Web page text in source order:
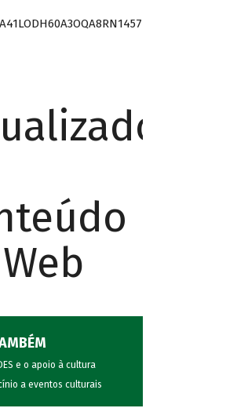
e o apoio à cultura
a eventos culturais